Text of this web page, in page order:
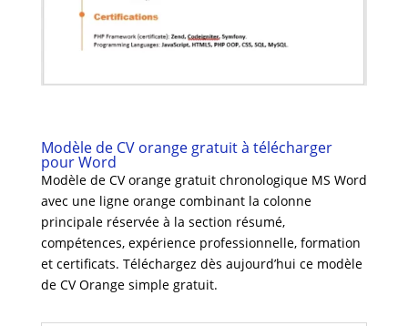
Modèle de CV orange gratuit à télécharger
pour Word
Modèle de CV orange gratuit chronologique MS Word
avec une ligne orange combinant la colonne
principale réservée à la section résumé,
compétences, expérience professionnelle, formation
et certificats. Téléchargez dès aujourd’hui ce modèle
de CV Orange simple gratuit.